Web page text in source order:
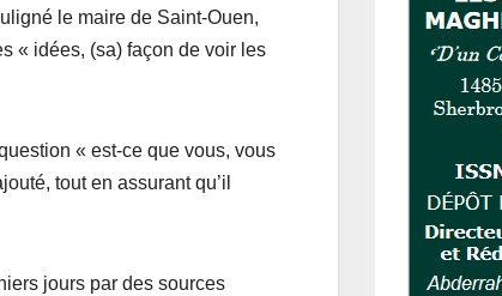
le maire de Saint-Ouen,
« idées, (sa) façon de voir les
« est-ce que vous, vous
tout en assurant qu’il
jours par des sources